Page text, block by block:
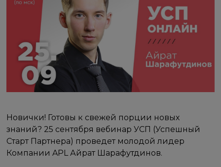
Новички! Готовы к свежей порции новых
знаний? 25 сентября вебинар УСП (Успешный
Старт Партнера) проведет молодой лидер
Компании APL Айрат Шарафутдинов.